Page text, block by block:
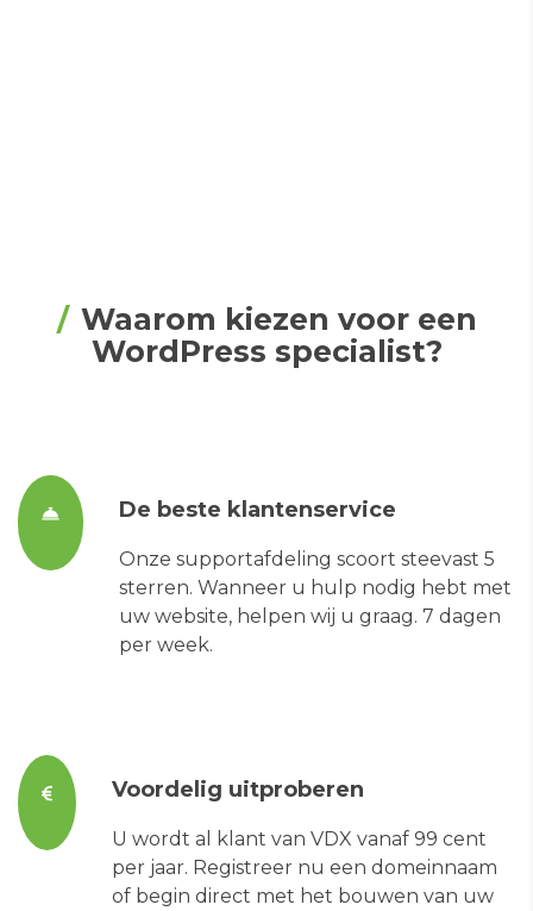
Waarom kiezen voor een
WordPress specialist?
De beste klantenservice
Onze supportafdeling scoort steevast 5
sterren. Wanneer u hulp nodig hebt met
uw website, helpen wij u graag. 7 dagen
per week.
Voordelig uitproberen
U wordt al klant van VDX vanaf 99 cent
per jaar. Registreer nu een domeinnaam
of begin direct met het bouwen van uw